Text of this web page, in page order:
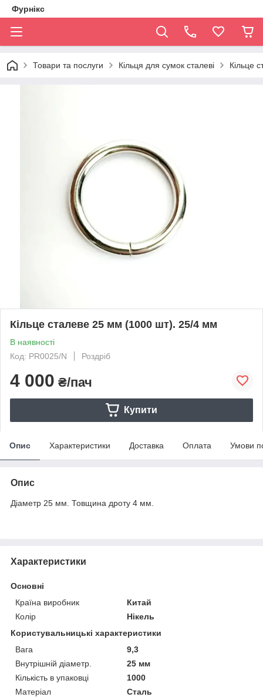
Фурнікс
Товари та послуги Кільця для сумок сталеві Кільце
Кільце сталеве 25 мм (1000 шт). 25/4 мм
В наявності
Код: PR0025/N
Роздріб
4 000 ₴/пач
Купити
Опис Характеристики Доставка Оплата Умови
Опис
Діаметр 25 мм. Товщина дроту 4 мм.
Характеристики
Основні
Країна виробник
Китай
Колір
Нікель
Користувальницькі характеристики
Вага
9,3
Внутрішній діаметр.
25 мм
Кількість в упаковці
1000
Матеріал
Сталь